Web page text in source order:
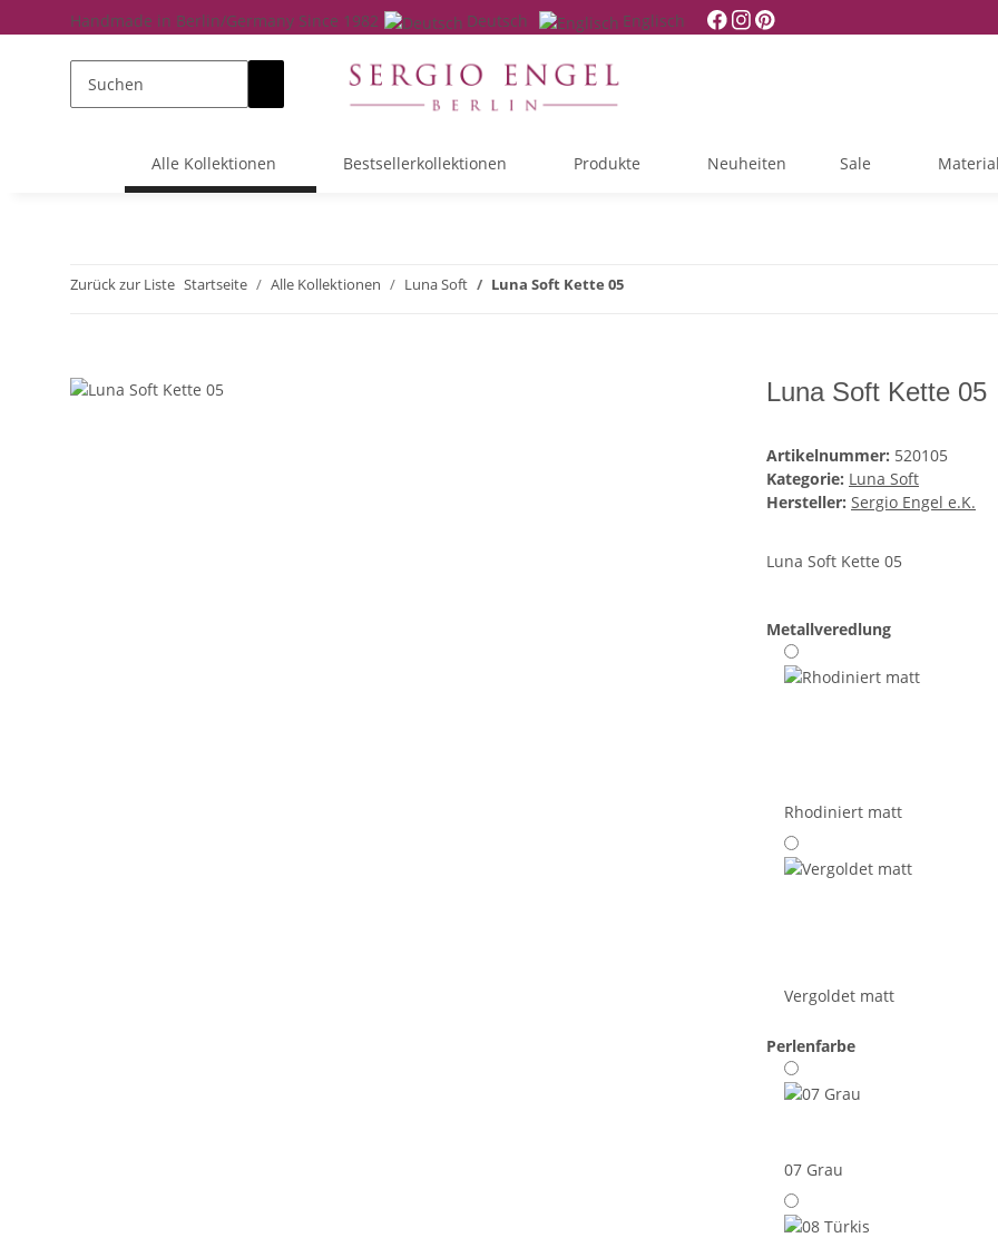
Handmade in Berlin/Germany Since 1982 Deutsch Englisch
Alle Kollektionen Bestsellerkollektionen Produkte Neuheiten Sale Material
Zurück zur Liste Startseite Alle Kollektionen Luna Soft Luna Soft Kette 05
Luna Soft Kette 05
Artikelnummer: 520105
Kategorie: Luna Soft
Hersteller: Sergio Engel e.K.
Luna Soft Kette 05
Metallveredlung
Rhodiniert matt
Vergoldet matt
Perlenfarbe
07 Grau